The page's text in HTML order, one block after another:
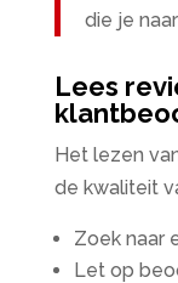
die je
Lees
Het lezen
de kwaliteit
Zoek naar
Let op